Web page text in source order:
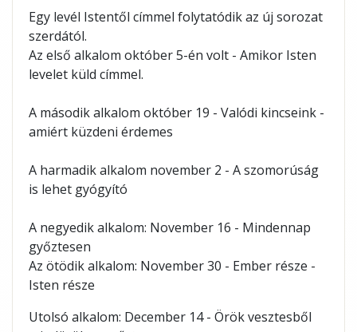
Egy levél Istentől címmel folytatódik az új sorozat
szerdától.
Az első alkalom október 5-én volt - Amikor Isten
levelet küld címmel.
A második alkalom október 19 - Valódi kincseink -
amiért küzdeni érdemes
A harmadik alkalom november 2 - A szomorúság
is lehet gyógyító
A negyedik alkalom: November 16 - Mindennap
győztesen
Az ötödik alkalom: November 30 - Ember része -
Isten része
Utolsó alkalom: December 14 - Örök vesztesből